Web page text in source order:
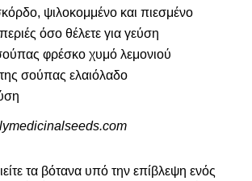
ψιλοκομμένο και πιεσμένο
όσο θέλετε για γεύση
φρέσκο χυμό λεμονιού
σούπας ελαιόλαδο
τα βότανα υπό την επίβλεψη ενός